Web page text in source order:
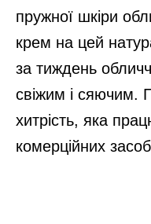
пружної шкіри
крем на цей
за тиждень
свіжим і сяючим.
хитрість, яка
комерційних